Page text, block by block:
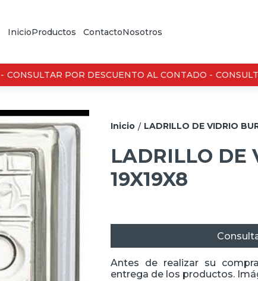
CONSULTAR POR DESCUENTO AL CONTADO -
InicioProductos ContactoNosotros
Inicio / LADRILLO DE VIDRIO
LADRILLO DE
19X19X8
Antes de realizar su
entrega de los productos.